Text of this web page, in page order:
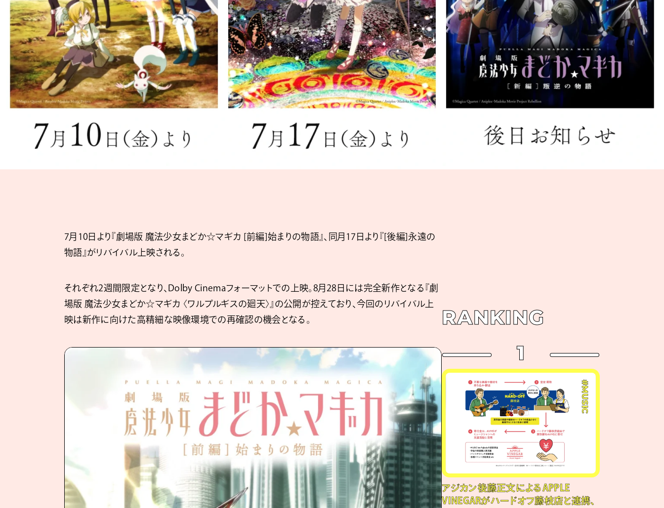
7月10日より『劇場版 魔法少女まどか☆マギカ [前編]始まりの物語』、同月17日より『[後編]永遠の
物語』がリバイバル上映される。
それぞれ2週間限定となり、Dolby Cinemaフォーマットでの上映。8月28日には完全新作となる『劇
場版 魔法少女まどか☆マギカ 〈ワルプルギスの廻天〉』の公開が控えており、今回のリバイバル上
映は新作に向けた高精細な映像環境での再確認の機会となる。
RANKING
1
#MUSIC
アジカン後藤正文によるAPPLE
VINEGARがハードオフ藤枝店と連携、